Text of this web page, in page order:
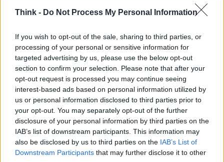
Think - Do Not Process My Personal Information
If you wish to opt-out of the sale, sharing to third parties, or
processing of your personal or sensitive information for
targeted advertising by us, please use the below opt-out
section to confirm your selection. Please note that after your
opt-out request is processed you may continue seeing
interest-based ads based on personal information utilized by
us or personal information disclosed to third parties prior to
your opt-out. You may separately opt-out of the further
disclosure of your personal information by third parties on the
IAB’s list of downstream participants. This information may
also be disclosed by us to third parties on the IAB’s List of
Downstream Participants that may further disclose it to other
Con oltre 410.000 case già collegate e una rete in
continua espansione, il sud dell’Inghilterra sta per
vedere un cambiamento senza precedenti nella
sua connettività. E tu, sei pronto a fare parte di
questa trasformazione? Non perdere l’occasione di
essere parte di questo straordinario cambiamento!